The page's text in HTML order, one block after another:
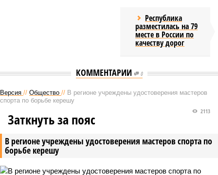
Республика
разместилась на 79
месте в России по
качеству дорог
КОММЕНТАРИИ 0
Версия // Общество // В регионе учреждены удостоверения мастеров
спорта по борьбе керешу
В регионе учреждены удостоверения мастеров спорта по
борьбе керешу
2113
Заткнуть за пояс